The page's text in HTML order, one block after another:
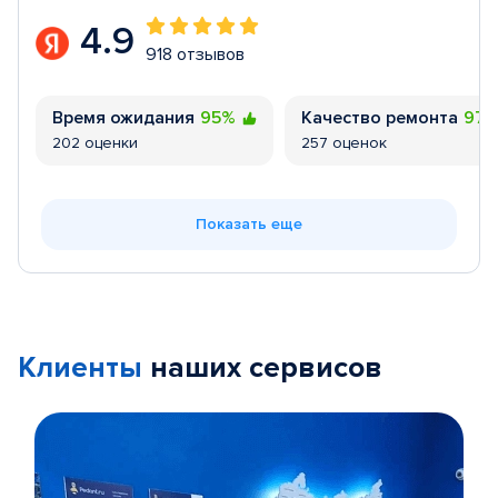
4.9 918 отзывов
Время ожидания 95%
202 оценки
Качество ремонта
257 оценок
Показать еще
Клиенты наших сервисов